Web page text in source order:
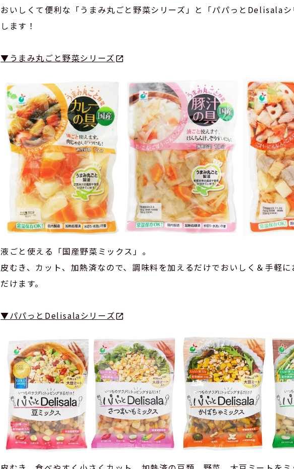
おいしくて便利な「うまみ丸ごと野菜シリーズ」と「パパっとDelisalaシ
します！
▼うまみ丸ごと野菜シリーズ
液ごと使える「国産野菜ミックス」。
皮むき、カット、加熱済なので、調味料を加えるだけでおいしく＆手軽
だけます。
▼パパっとDelisalaシリーズ